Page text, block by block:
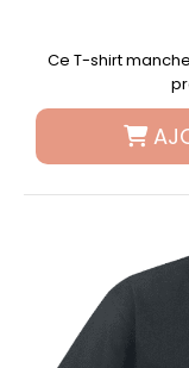
Ce T-shirt